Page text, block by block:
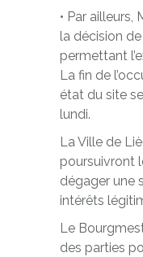
• Par
la décision
permettant
La fin de
état du site
lundi.
La Ville de
poursuivront
dégager une
intérêts
Le
des parties